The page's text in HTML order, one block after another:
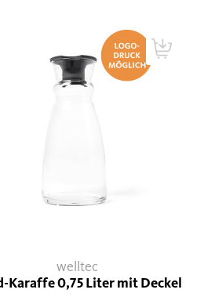
welltec
Karaffe 0,75 Liter mit Deckel